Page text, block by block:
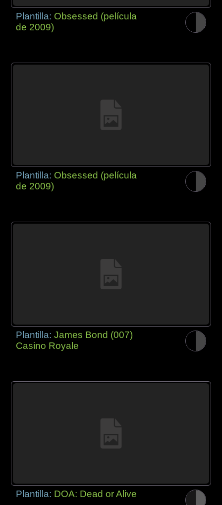
Plantilla: Obsessed (película
de 2009)
Plantilla: Obsessed (película
de 2009)
Plantilla:James Bond (007)
Casino Royale
Plantilla: DOA: Dead or Alive